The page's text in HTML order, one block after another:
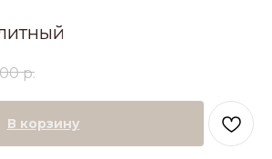
р.
В корзину